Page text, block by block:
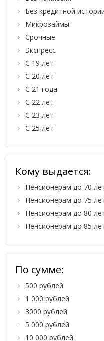
Без кредитной истории
Микрозаймы
Срочные
Экспресс
С 19 лет
С 20 лет
С 21 года
С 22 лет
С 23 лет
С 25 лет
Кому выдается:
Пенсионерам до 70
Пенсионерам до 75
Пенсионерам до 80
Пенсионерам до 85
По сумме:
500 рублей
1 000 рублей
3000 рублей
5 000 рублей
10 000 рублей